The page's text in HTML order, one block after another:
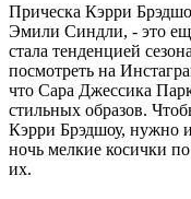
Прическа Кэрри
Эмили Синдли, - это
стала тенденцией
посмотреть на
что Сара Джессика
стильных образов.
Кэрри Брэдшоу, нужно
ночь мелкие косички
их.